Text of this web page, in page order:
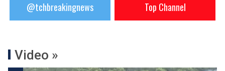
@tchbreakingnews Top Channel
Video »